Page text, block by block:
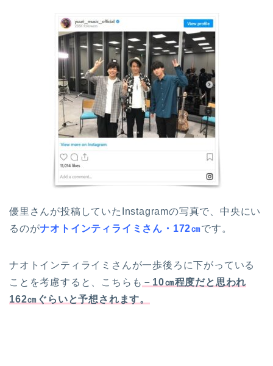
優里さんが投稿していたInstagramの写真で、中央にい
るのがナオトインティライミさん・172㎝です。
ナオトインティライミさんが一歩後ろに下がっている
ことを考慮すると、こちらも －10㎝程度だと思われ
162㎝ぐらいと予想されます。